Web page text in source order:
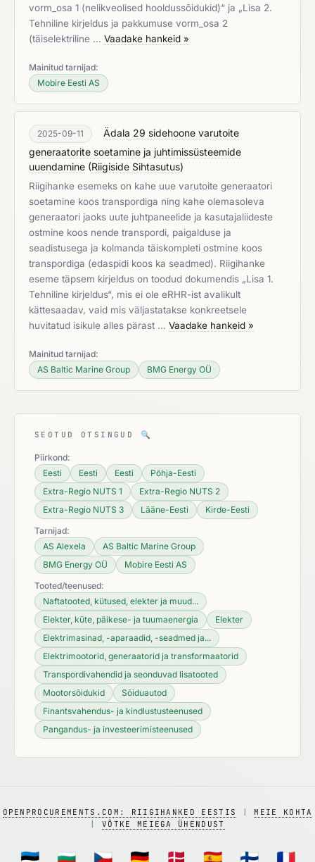
vorm_osa 1 (nelikveolised hooldussõidukid)“ ja „Lisa 2.
Tehniline kirjeldus ja pakkumuse vorm_osa 2
(täiselektriline … Vaadake hankeid »
Mainitud tarnijad:
Mobire Eesti AS
2025-09-11
Ädala 29 sidehoone varutoite
generaatorite soetamine ja juhtimissüsteemide
uuendamine (Riigiside Sihtasutus)
Riigihanke esemeks on kahe uue varutoite generaatori
soetamine koos transpordiga ning kahe olemasoleva
generaatori jaoks uute juhtpaneelide ja kasutajaliideste
ostmine koos nende transpordi, paigalduse ja
seadistusega ja kolmanda täiskompleti ostmine koos
transpordiga (edaspidi koos ka seadmed). Riigihanke
eseme täpsem kirjeldus on toodud dokumendis „Lisa 1.
Tehniline kirjeldus“, mis ei ole eRHR-ist avalikult
kättesaadav, vaid mis väljastatakse konkreetsele
huvitatud isikule alles pärast … Vaadake hankeid »
Mainitud tarnijad:
AS Baltic Marine Group
BMG Energy OÜ
SEOTUD OTSINGUD 🔍
Piirkond:
Eesti
Eesti Eesti
Põhja-Eesti
Extra-Regio NUTS 1
Extra-Regio NUTS 2
Extra-Regio NUTS 3
Lääne-Eesti
Kirde-Eesti
Tarnijad:
AS Alexela
AS Baltic Marine Group
BMG Energy OÜ
Mobire Eesti AS
Tooted/teenused:
Naftatooted, kütused, elekter ja muud...
Elekter, küte, päikese- ja tuumaenergia
Elekter
Elektrimasinad, -aparaadid, -seadmed ja...
Elektrimootorid, generaatorid ja transformaatorid
Transpordivahendid ja seonduvad lisatooted
Mootorsõidukid
Sõiduautod
Finantsvahendus- ja kindlustusteenused
Pangandus- ja investeerimisteenused
OPENPROCUREMENTS.COM: RIIGIHANKED EESTIS |MEIE KOHTA
VÕTKE MEIEGA ÜHENDUST
🇪🇪 🇧🇬 🇨🇿 🇩🇪 🇩🇰 🇪🇸 🇫🇮 🇫🇷